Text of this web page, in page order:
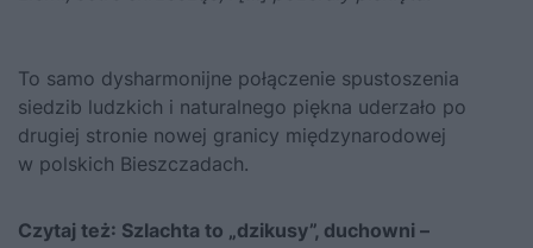
To samo dysharmonijne połączenie spustoszenia
siedzib ludzkich i naturalnego piękna uderzało po
drugiej stronie nowej granicy międzynarodowej
w polskich Bieszczadach.
Czytaj też: Szlachta to „dzikusy”, duchowni –